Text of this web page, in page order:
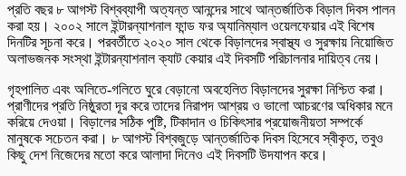
প্রতি বছর ৮ আগস্ট বিশ্বব্যাপী অত্যন্ত আনন্দের সাথে আন্তর্জাতিক বিড়াল দিবস পালন
করা হয়। ২০০২ সালে ইন্টারন্যাশনাল ফান্ড ফর অ্যানিম্যাল ওয়েলফেয়ার এই বিশেষ
দিনটির সূচনা করে। পরবর্তীতে ২০২০ সাল থেকে বিড়ালদের স্বাস্থ্য ও সুরক্ষায় নিয়োজিত
অলাভজনক সংস্থা ইন্টারন্যাশনাল ক্যাট কেয়ার এই দিবসটি পরিচালনার দায়িত্ব নেয়।
গৃহপালিত এবং অলিতে-গলিতে ঘুরে বেড়ানো অবহেলিত বিড়ালদের সুরক্ষা নিশ্চিত করা।
প্রাণীদের প্রতি নিষ্ঠুরতা দূর করে তাদের নিরাপদ আশ্রয় ও ভালো আচরণের অধিকার মনে
করিয়ে দেওয়া। বিড়ালের সঠিক পুষ্টি, টিকাদান ও চিকিৎসার প্রয়োজনীয়তা সম্পর্কে
মানুষকে সচেতন করা। ৮ আগস্ট বিশ্বজুড়ে আন্তর্জাতিক দিবস হিসেবে স্বীকৃত, তবুও
কিছু দেশ নিজেদের মতো করে আলাদা দিনেও এই দিবসটি উদযাপন করে।